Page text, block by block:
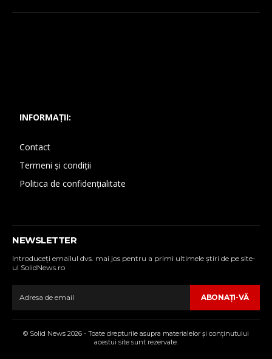
INFORMAȚII:
Contact
Termeni și condiții
Politica de confidențialitate
NEWSLETTER
Introduceţi emailul dvs. mai jos pentru a primi ultimele ştiri de pe site-
ul SolidNews.ro
ABONAŢI-VĂ
© Solid News 2026 - Toate drepturile asupra materialelor şi conţinutului
acestui site sunt rezervate.